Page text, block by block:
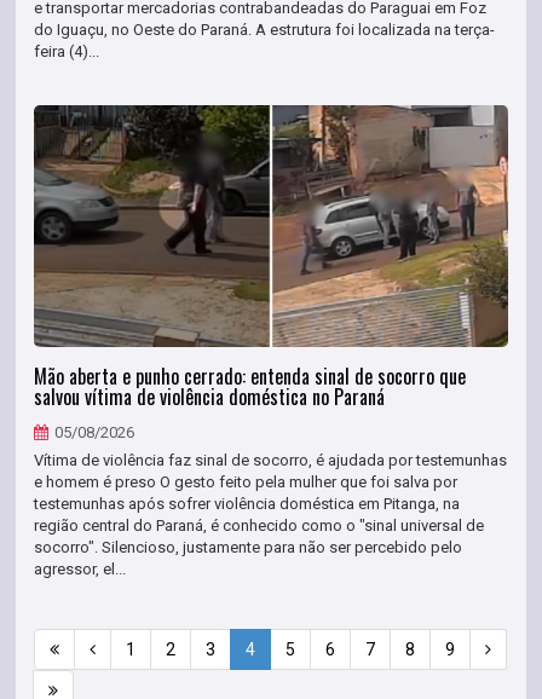
e transportar mercadorias contrabandeadas do Paraguai em Foz
do Iguaçu, no Oeste do Paraná. A estrutura foi localizada na terça-
feira (4)...
Mão aberta e punho cerrado: entenda sinal de socorro que
salvou vítima de violência doméstica no Paraná
05/08/2026
Vítima de violência faz sinal de socorro, é ajudada por testemunhas
e homem é preso O gesto feito pela mulher que foi salva por
testemunhas após sofrer violência doméstica em Pitanga, na
região central do Paraná, é conhecido como o "sinal universal de
socorro". Silencioso, justamente para não ser percebido pelo
agressor, el...
1 2 3 4 5 6 7 8 9